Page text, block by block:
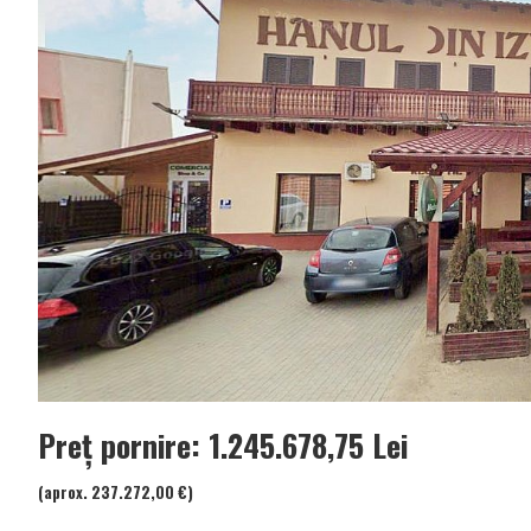
Preț pornire: 1.245.678,75 Lei
(aprox. 237.272,00 €)